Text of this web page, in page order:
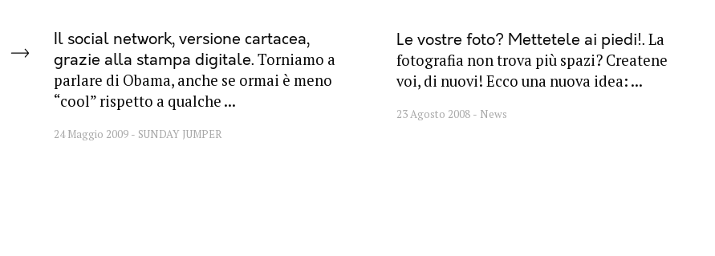
Il social network, versione cartacea,
grazie alla stampa digitale Torniamo a
parlare di Obama, anche se ormai è meno
“cool” rispetto a qualche ...
24 Maggio 2009 SUNDAY JUMPER
Le vostre foto? Mettetele ai piedi! La
fotografia non trova più spazi? Createne
voi, di nuovi! Ecco una nuova idea: ...
23 Agosto 2008 News